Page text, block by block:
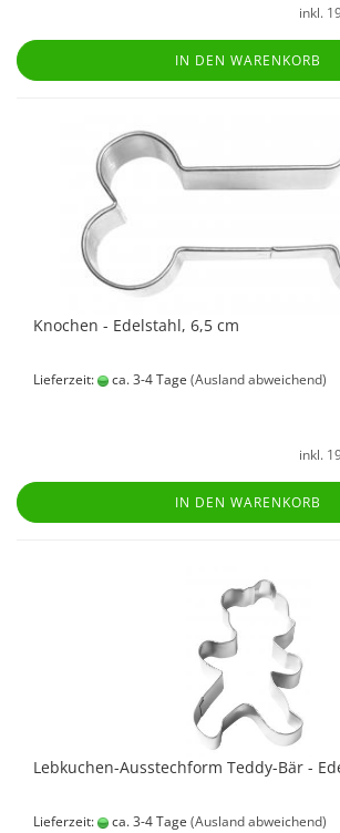
inkl.
IN DEN WARENKORB
Knochen - Edelstahl, 6,5 cm
Lieferzeit: ca. 3-4 Tage (Ausland abweichend)
inkl.
IN DEN WARENKORB
Lebkuchen-Ausstechform Teddy-Bär -
Lieferzeit: ca. 3-4 Tage (Ausland abweichend)